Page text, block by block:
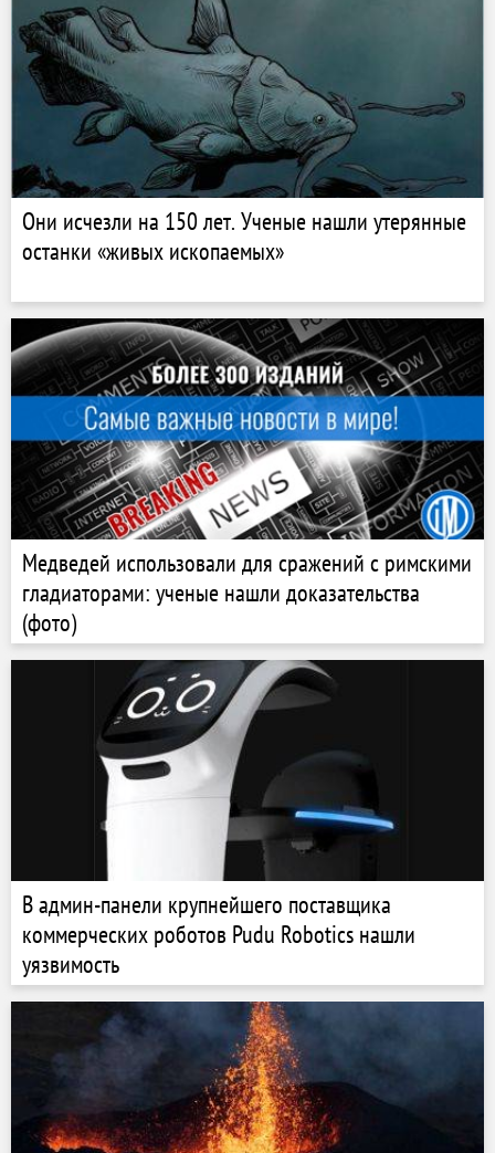
Они исчезли на 150 лет. Ученые нашли утерянные
останки «живых ископаемых»
Медведей использовали для сражений с римскими
гладиаторами: ученые нашли доказательства
(фото)
В админ-панели крупнейшего поставщика
коммерческих роботов Pudu Robotics нашли
уязвимость